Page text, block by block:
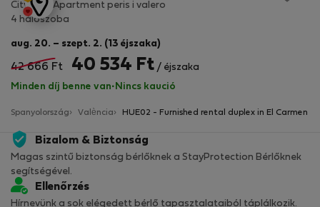
City Soul Apartment peris i valero
4 hálószoba
aug. 20. – szept. 2. (13 éjszaka)
42 666 Ft 40 534 Ft / éjszaka
Minden díj benne van· Nincs kaució
Spanyolország València HUE02 - Furnished rental duplex in El Carmen
Bizalom & Biztonság
Magas szintű biztonság bérlőknek a StayProtection Bérlőknek
segítségével.
Ellenőrzés
Hírnevünk a sok elégedett bérlő tapasztalataiból táplálkozik.